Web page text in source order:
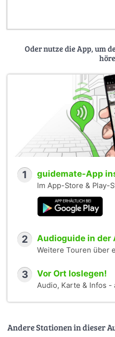
Oder nutze die App, um
1 guidemate-App
Im App-Store & Play-
2 Audioguide in der
Weitere Touren über
3 Vor Ort loslegen!
Audio, Karte & Infos -
Andere Stationen in dieser